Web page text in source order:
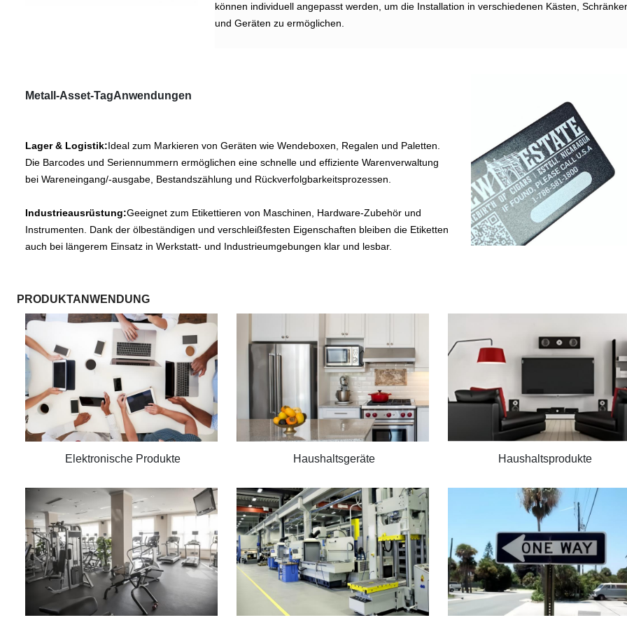
können individuell angepasst werden, um die Installation in verschiedenen Kästen,
und Geräten zu ermöglichen.
Metall-Asset-TagAnwendungen
Lager & Logistik:Ideal zum Markieren von Geräten wie Wendeboxen, Regalen und Paletten.
Die Barcodes und Seriennummern ermöglichen eine schnelle und effiziente Warenverwaltung
bei Wareneingang/-ausgabe, Bestandszählung und Rückverfolgbarkeitsprozessen.
Industrieausrüstung:Geeignet zum Etikettieren von Maschinen, Hardware-Zubehör und
Instrumenten. Dank der ölbeständigen und verschleißfesten Eigenschaften bleiben die Etiketten
auch bei längerem Einsatz in Werkstatt- und Industrieumgebungen klar und lesbar.
PRODUKTANWENDUNG
Elektronische Produkte Haushaltsgeräte Haushaltsprodukte